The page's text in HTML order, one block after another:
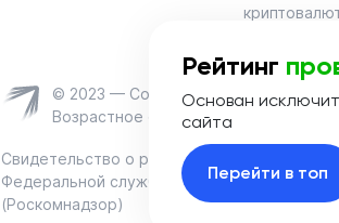
© 2023 — Coinmania
Возрастное ограничение 16+
Свидетельство о регистрации средства
Федеральной службой по надзору в сфере
(Роскомнадзор)
Рейтинг
Основан
сайта
Перейти в топ